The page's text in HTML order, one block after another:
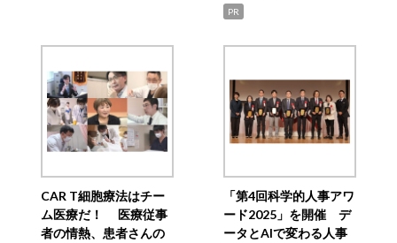
PR
CAR T細胞療法はチー
ム医療だ！ 医療従事
者の情熱、患者さんの
「第4回科学的人事アワ
ード2025」を開催 デ
ータとAIで変わる人事